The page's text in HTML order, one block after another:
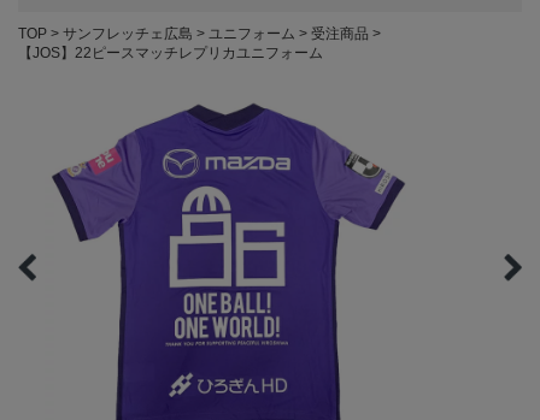
TOP サンフレッチェ広島 ユニフォーム
受注商品
【JOS】22ピースマッチレプリカユニフォーム